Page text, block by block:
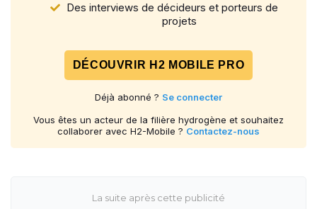
Des interviews de décideurs et porteurs de
projets
DÉCOUVRIR H2 MOBILE PRO
Déjà abonné ? Se connecter
Vous êtes un acteur de la filière hydrogène et souhaitez
collaborer avec H2-Mobile ? Contactez-nous